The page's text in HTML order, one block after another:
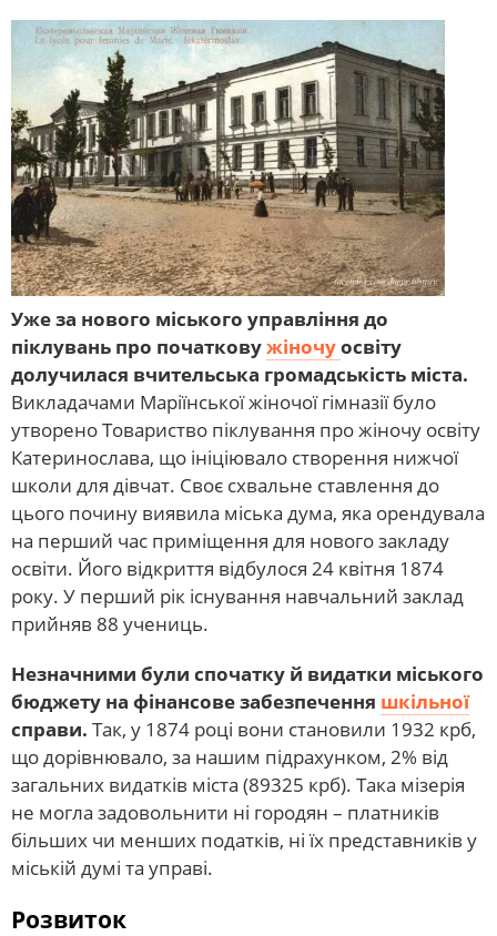
Уже за нового міського управління до
піклувань про початковужіночуосвіту
долучилася вчительська громадськість міста.
Викладачами Маріїнської жіночої гімназії було
утворено Товариство піклування про жіночу освіту
Катеринослава, що ініціювало створення нижчої
школи для дівчат. Своє схвальне ставлення до
цього почину виявила міська дума, яка орендувала
на перший час приміщення для нового закладу
освіти. Його відкриття відбулося 24 квітня 1874
року. У перший рік існування навчальний заклад
прийняв 88 учениць.
Незначними були спочатку й видатки міського
бюджету на фінансове забезпечення шкільної
справи. Так, у 1874 році вони становили 1932 крб,
що дорівнювало, за нашим підрахунком, 2% від
загальних видатків міста (89325 крб). Така мізерія
не могла задовольнити ні городян – платників
більших чи менших податків, ні їх представників у
міській думі та управі.
Розвиток